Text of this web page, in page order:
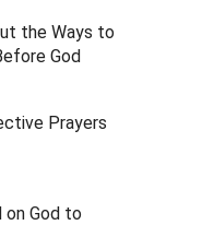
the Ways to
God
Prayers
on God to